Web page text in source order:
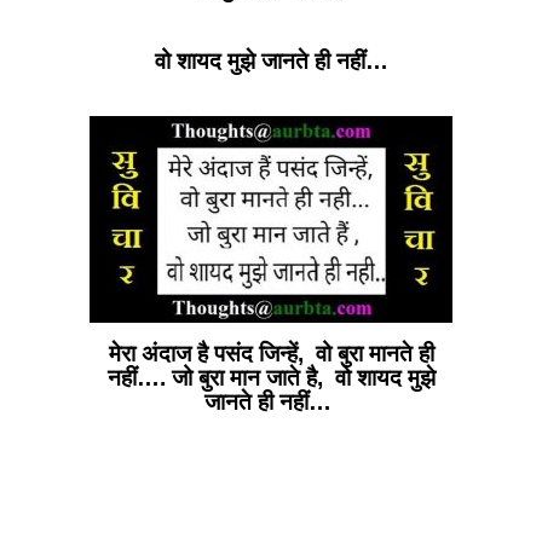
वो शायद मुझे जानते ही नहीं…
मेरा अंदाज है पसंद जिन्हें, वो बुरा मानते ही
नहीं…. जो बुरा मान जाते है, वो शायद मुझे
जानते ही नहीं…